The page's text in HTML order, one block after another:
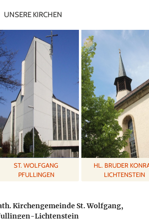
UNSERE KIRCHEN
ST. WOLFGANG
PFULLINGEN
HL. BRUDER
LICHTENSTEIN
Kirchengemeinde St. Wolfgang,
Lichtenstein